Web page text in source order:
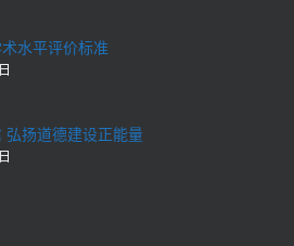
水平评价标准
弘扬道德建设正能量